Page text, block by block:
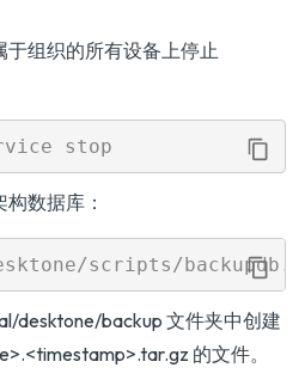
组织的所有设备上停止
数据库：
desktone/backup 文件夹中创建
的文件。